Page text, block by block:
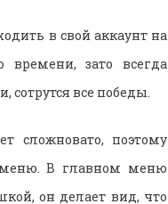
в свой аккаунт на
зато всегда
сотрутся все победы.
сложновато, поэтому
меню. В главном меню
он делает вид, что